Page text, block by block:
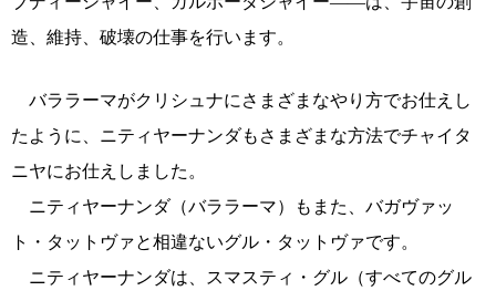
造、維持、破壊の仕事を行います。
バララーマがクリシュナにさまざまなやり方でお仕えし
たように、ニティヤーナンダもさまざまな方法でチャイタ
ニヤにお仕えしました。
ニティヤーナンダ（バララーマ）もまた、バガヴァッ
ト・タットヴァと相違ないグル・タットヴァです。
ニティヤーナンダは、スマスティ・グル（すべてのグル